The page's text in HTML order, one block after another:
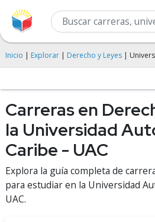
Inicio | Explorar | Derecho y Leyes |
Carreras en
la Universidad
Caribe - UAC
Explora la guía completa de
para estudiar en la Universidad
UAC.